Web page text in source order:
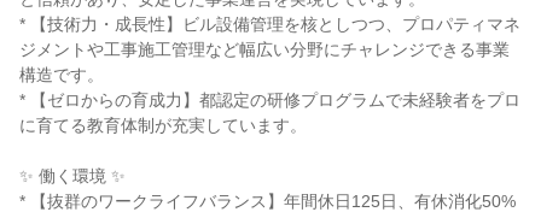
* 【技術力・成長性】ビル設備管理を核としつつ、プロパティマネ
ジメントや工事施工管理など幅広い分野にチャレンジできる事業
構造です。
* 【ゼロからの育成力】都認定の研修プログラムで未経験者をプロ
に育てる教育体制が充実しています。
✨ 働く環境 ✨
* 【抜群のワークライフバランス】年間休日125日、有休消化50%